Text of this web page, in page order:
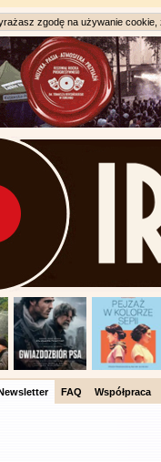
zgodę na używanie
FAQ Współpraca